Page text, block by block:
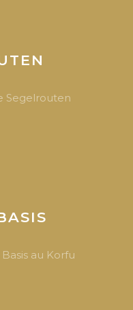
Segelrouten
au Korfu